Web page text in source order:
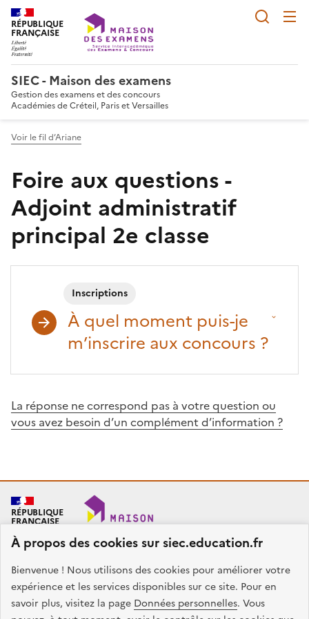
À propos des cookies sur siec.education.fr
Bienvenue ! Nous utilisons des cookies pour améliorer votre
expérience et les services disponibles sur ce site. Pour en
savoir plus, visitez la page Données personnelles. Vous
RÉPUBLIQUE
FRANÇAISE
SIEC - Maison des examens
Gestion des examens et des concours
Académies de Créteil, Paris et Versailles
Voir le fil d’Ariane
Foire aux questions -
Adjoint administratif
principal 2e classe
Inscriptions
À quel moment puis-je
m’inscrire aux concours ?
La réponse ne correspond pas à votre question ou
vous avez besoin d’un complément d’information ?
RÉPUBLIQUE
FRANÇAISE
SIEC - Maison des examens
Académies de Créteil, Paris et Versailles
7, rue Ernest Renan
94749 ARCUEIL CEDEX